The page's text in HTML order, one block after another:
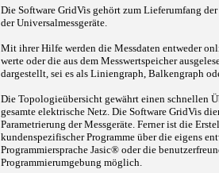
Die Software GridVis gehört zum Lieferumfang
der Universalmessgeräte.
Mit ihrer Hilfe werden die Messdaten entweder
werte oder die aus dem Messwertspeicher
dargestellt, sei es als Liniengraph, Balkengraph
Die Topologieübersicht gewährt einen schnellen
gesamte elektrische Netz. Die Software GridVis
Parametrierung der Messgeräte. Ferner ist die
kundenspezifischer Programme über die eigens
Programmiersprache Jasic® oder die
Programmierumgebung möglich.